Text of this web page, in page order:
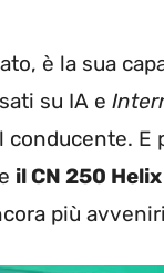
è la sua
su IA e
il CN 250
più